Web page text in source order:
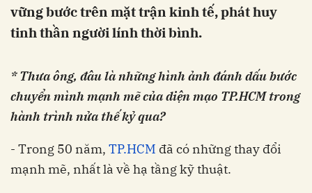
vững bước trên mặt trận kinh tế, phát huy
tinh thần người lính thời bình.
* Thưa ông, đâu là những hình ảnh đánh dấu bước
chuyển mình mạnh mẽ của diện mạo TP.HCM trong
hành trình nửa thế kỷ qua?
- Trong 50 năm, TP.HCM đã có những thay đổi
mạnh mẽ, nhất là về hạ tầng kỹ thuật.